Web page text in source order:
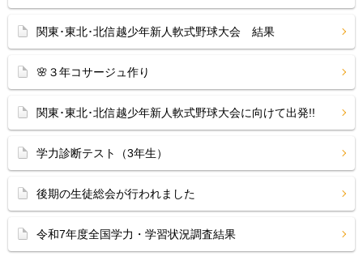
関東･東北･北信越少年新人軟式野球大会 結果
🌸３年コサージュ作り
関東･東北･北信越少年新人軟式野球大会に向けて出発!!
学力診断テスト（3年生）
後期の生徒総会が行われました
令和7年度全国学力・学習状況調査結果